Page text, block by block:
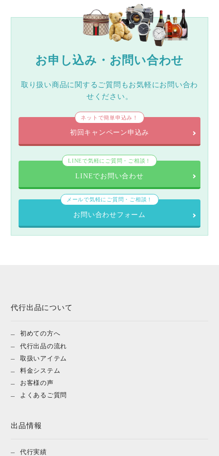
お申し込み・お問い合わせ
取り扱い商品に関するご質問もお気軽にお問い合わ
せください。
ネットで簡単申込み！
初回キャンペーン申込み
LINEで気軽にご質問・ご相談！
LINEでお問い合わせ
メールで気軽にご質問・ご相談！
お問い合わせフォーム
代行出品について
初めての方へ
代行出品の流れ
取扱いアイテム
料金システム
お客様の声
よくあるご質問
出品情報
代行実績